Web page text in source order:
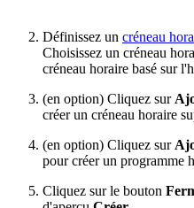
Définissez un créneau
Choisissez un créneau
créneau horaire basé sur
(en option) Cliquez sur
créer un créneau horaire
(en option) Cliquez sur
pour créer un programme
Cliquez sur le bouton